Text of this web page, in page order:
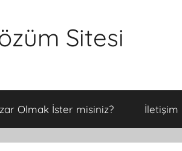
Sitesi
Olmak İster misiniz? İletişim